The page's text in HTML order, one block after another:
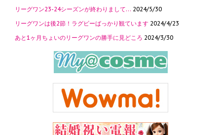
リーグワン23-24シーズンが終わりまして… 2024/5/30
リーグワンは後2節！ラグビーばっかり観ています 2024/4/23
あと1ヶ月ちょいのリーグワンの勝手に見どころ 2024/3/30